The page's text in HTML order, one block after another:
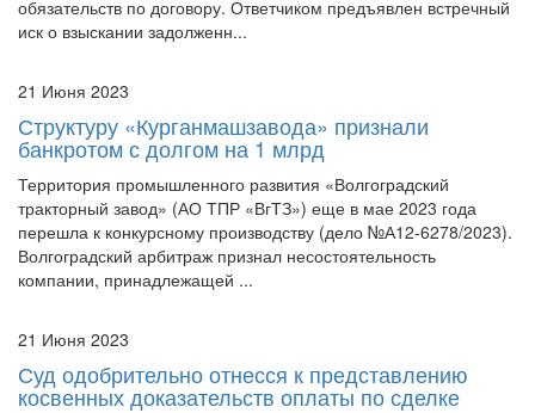
обязательств по договору. Ответчиком предъявлен встречный
иск о взыскании задолженн...
21 Июня 2023
Структуру «Курганмашзавода» признали
банкротом с долгом на 1 млрд
Территория промышленного развития «Волгоградский
тракторный завод» (АО ТПР «ВгТЗ») еще в мае 2023 года
перешла к конкурсному производству (дело №А12-6278/2023).
Волгоградский арбитраж признал несостоятельность
компании, принадлежащей ...
21 Июня 2023
Суд одобрительно отнесся к представлению
косвенных доказательств оплаты по сделке